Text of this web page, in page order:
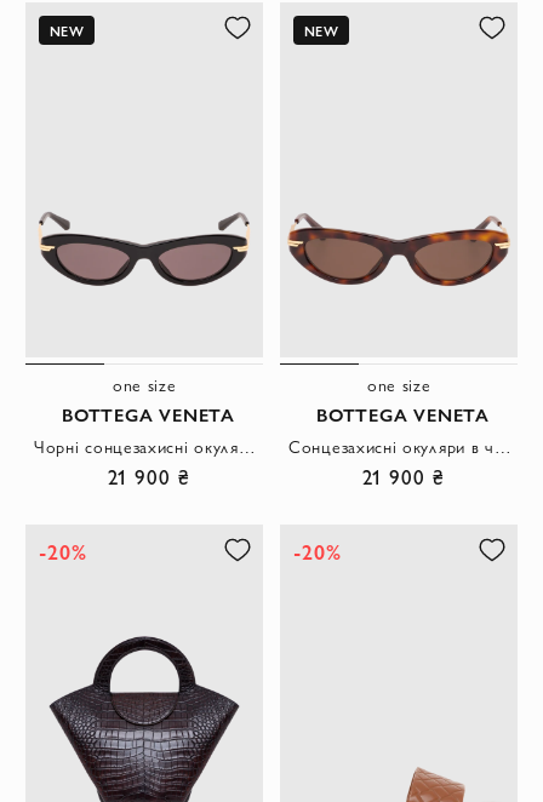
NEW
one size
BOTTEGA VENETA
21 900 ₴
NEW
one size
BOTTEGA VENETA
21 900 ₴
-20% -20%